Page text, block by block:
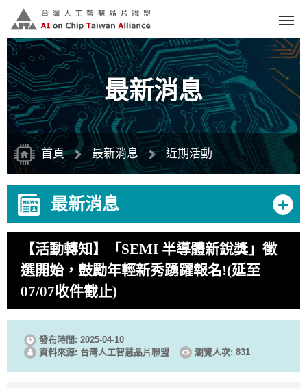
最新消息
首頁 最新消息 近期活動
最新消息 +
【活動轉知】「SEMI 半導體新銳獎」徵
選開始，鼓勵年輕新秀踴躍報名!(延至
07/07收件截止)
發布時間: 2025-04-10
資料來源: 台灣人工智慧晶片聯盟
瀏覽人次: 831